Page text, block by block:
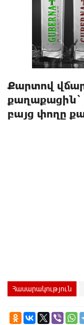
Քարտով
քաղաքացին`
բայց փողը
Հասարակություն